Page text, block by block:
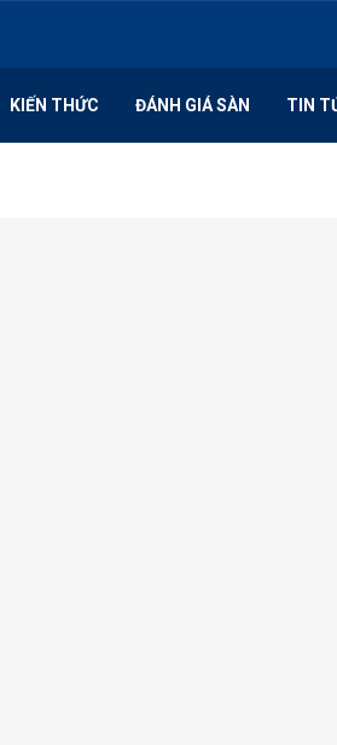
KIẾN THỨC ĐÁNH GIÁ SÀN TIN